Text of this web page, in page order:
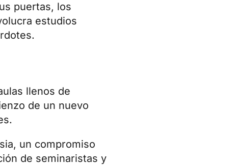
puertas, los
estudios
llenos de
de un nuevo
un compromiso
de seminaristas y